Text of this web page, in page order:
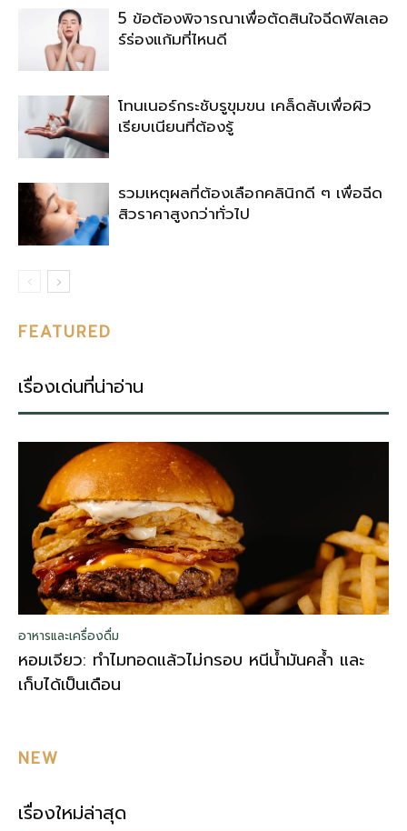
5 ข้อต้องพิจารณาเพื่อตัดสินใจฉีดฟิลเลอ
ร์ร่องแก้มที่ไหนดี
โทนเนอร์กระชับรูขุมขน เคล็ดลับเพื่อผิว
เรียบเนียนที่ต้องรู้
รวมเหตุผลที่ต้องเลือกคลินิกดี ๆ เพื่อฉีด
สิวราคาสูงกว่าทั่วไป
FEATURED
เรื่องเด่นที่น่าอ่าน
อาหารและเครื่องดื่ม
หอมเจียว: ทำไมทอดแล้วไม่กรอบ หนีน้ำมันคล้ำ และ
เก็บได้เป็นเดือน
NEW
เรื่องใหม่ล่าสุด